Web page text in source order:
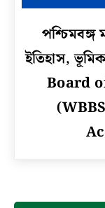
to
পশ্চিমবঙ্গ
মধ্যশিক্ষা
(ডাব্লুবিবিএসই):
|
পশ্চিমবঙ্গ
ইতিহাস,
Board